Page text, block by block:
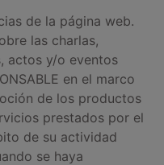
de la página web.
las charlas,
actos y/o eventos
en el marco
de los productos
prestados por el
de su actividad
se haya